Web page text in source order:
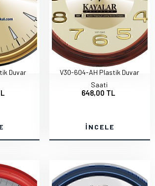
Duvar
V30-604-AH Plastik Duvar
Saati
648,00 TL
İNCELE